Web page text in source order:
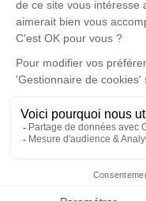
Réseaux sociaux
Mentions légales
Politique de
Politique d’utilisation
Gestionnaire de
Zone d'intervention
Réalisation et